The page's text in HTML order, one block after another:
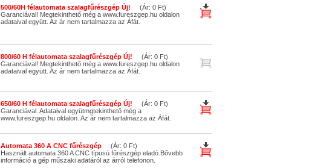
500/60H félautomata szalagfűrészgép Új! (Ár: 0 Ft)
Garanciával! Megtekinthető még a www.fureszgep.hu oldalon
adataival együtt. Az ár nem tartalmazza az Áfát.
800/60 H félautomata szalagfűrészgép Új! (Ár: 0 Ft)
Garanciával! Megtekinthető még a www.fureszgep.hu oldalon
adataival együtt. Az ár nem tartalmazza az Áfát.
650/60 H félautomata szalagfűrészgép Új! (Ár: 0 Ft)
Garanciával. Adataival együtmgtekinthető még a
www.fureszgep.hu oldalon. Az ár nem tartalmazza az Áfát.
Automata 360 A CNC fűrészgép (Ár: 0 Ft)
Használt automata 360 A CNC típusú fűrészgép eladó.Bővebb
információ a gép műszaki adatáról az árról telefonon.